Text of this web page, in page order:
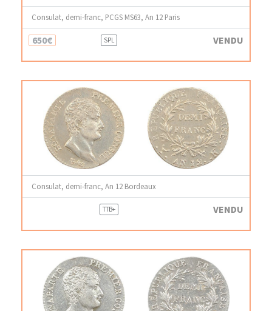
Consulat, demi-franc, PCGS MS63, An 12 Paris
650€ SPL VENDU
Consulat, demi-franc, An 12 Bordeaux
TTB+ VENDU